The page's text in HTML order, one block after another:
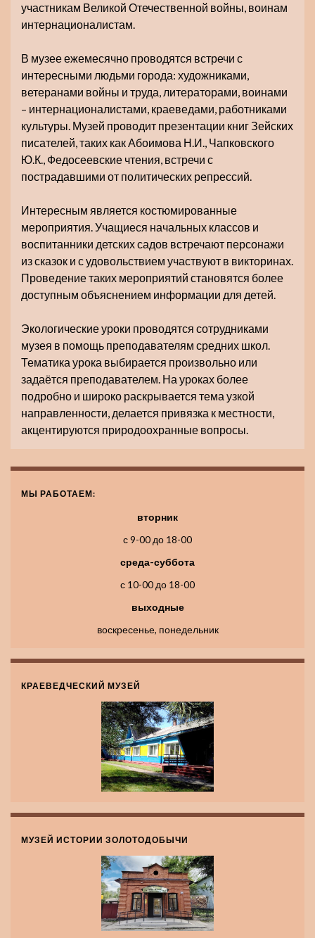
участникам Великой Отечественной войны, воинам
интернационалистам.
В музее ежемесячно проводятся встречи с
интересными людьми города: художниками,
ветеранами войны и труда, литераторами, воинами
– интернационалистами, краеведами, работниками
культуры. Музей проводит презентации книг Зейских
писателей, таких как Абоимова Н.И., Чапковского
Ю.К., Федосеевские чтения, встречи с
пострадавшими от политических репрессий.
Интересным является костюмированные
мероприятия. Учащиеся начальных классов и
воспитанники детских садов встречают персонажи
из сказок и с удовольствием участвуют в викторинах.
Проведение таких мероприятий становятся более
доступным объяснением информации для детей.
Экологические уроки проводятся сотрудниками
музея в помощь преподавателям средних школ.
Тематика урока выбирается произвольно или
задаётся преподавателем. На уроках более
подробно и широко раскрывается тема узкой
направленности, делается привязка к местности,
акцентируются природоохранные вопросы.
МЫ РАБОТАЕМ:
вторник
с 9-00 до 18-00
среда-суббота
с 10-00 до 18-00
выходные
воскресенье, понедельник
КРАЕВЕДЧЕСКИЙ МУЗЕЙ
МУЗЕЙ ИСТОРИИ ЗОЛОТОДОБЫЧИ